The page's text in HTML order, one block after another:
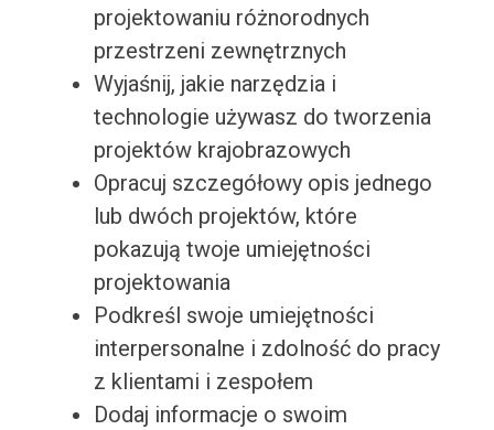
projektowaniu różnorodnych
przestrzeni zewnętrznych
Wyjaśnij, jakie narzędzia i
technologie używasz do tworzenia
projektów krajobrazowych
Opracuj szczegółowy opis jednego
lub dwóch projektów, które
pokazują twoje umiejętności
projektowania
Podkreśl swoje umiejętności
interpersonalne i zdolność do pracy
z klientami i zespołem
Dodaj informacje o swoim